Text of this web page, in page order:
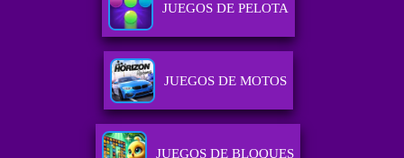
JUEGOS DE PELOTA
JUEGOS DE MOTOS
JUEGOS DE BLOQUES